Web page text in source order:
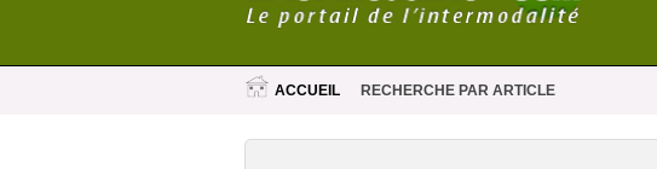
ACCUEIL RECHERCHE PAR ARTICLE